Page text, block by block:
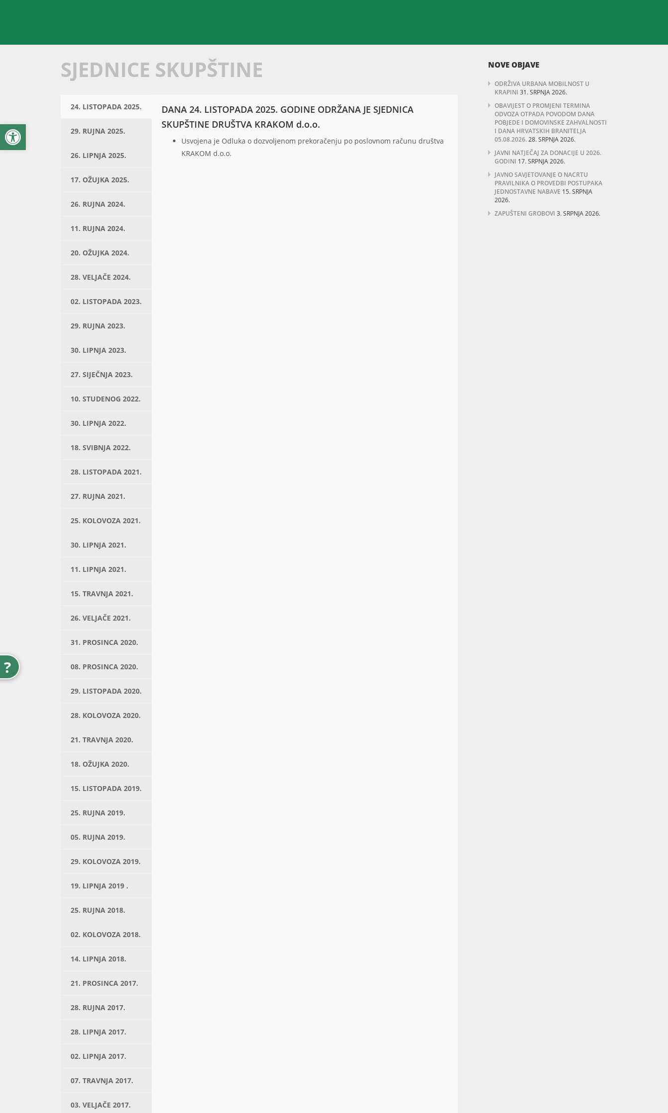
Open toolbar
?
SJEDNICE SKUPŠTINE
24. LISTOPADA 2025.
29. RUJNA 2025.
26. LIPNJA 2025.
17. OŽUJKA 2025.
26. RUJNA 2024.
11. RUJNA 2024.
20. OŽUJKA 2024.
28. VELJAČE 2024.
02. LISTOPADA 2023.
29. RUJNA 2023.
30. LIPNJA 2023.
27. SIJEČNJA 2023.
10. STUDENOG 2022.
30. LIPNJA 2022.
18. SVIBNJA 2022.
28. LISTOPADA 2021.
27. RUJNA 2021.
25. KOLOVOZA 2021.
30. LIPNJA 2021.
11. LIPNJA 2021.
15. TRAVNJA 2021.
26. VELJAČE 2021.
31. PROSINCA 2020.
08. PROSINCA 2020.
29. LISTOPADA 2020.
28. KOLOVOZA 2020.
21. TRAVNJA 2020.
18. OŽUJKA 2020.
15. LISTOPADA 2019.
25. RUJNA 2019.
05. RUJNA 2019.
29. KOLOVOZA 2019.
19. LIPNJA 2019 .
25. RUJNA 2018.
02. KOLOVOZA 2018.
14. LIPNJA 2018.
21. PROSINCA 2017.
28. RUJNA 2017.
28. LIPNJA 2017.
02. LIPNJA 2017.
07. TRAVNJA 2017.
03. VELJAČE 2017.
DANA 24. LISTOPADA 2025. GODINE ODRŽANA JE SJEDNICA
SKUPŠTINE DRUŠTVA KRAKOM d.o.o.
Usvojena je Odluka o dozvoljenom prekoračenju po poslovnom računu društva
KRAKOM d.o.o.
NOVE OBJAVE
ODRŽIVA URBANA MOBILNOST U
KRAPINI 31. SRPNJA 2026.
OBAVIJEST O PROMJENI TERMINA
ODVOZA OTPADA POVODOM DANA
POBJEDE I DOMOVINSKE ZAHVALNOSTI
I DANA HRVATSKIH BRANITELJA
05.08.2026.28. SRPNJA 2026.
JAVNI NATJEČAJ ZA DONACIJE U 2026.
GODINI 17. SRPNJA 2026.
JAVNO SAVJETOVANJE O NACRTU
PRAVILNIKA O PROVEDBI POSTUPAKA
JEDNOSTAVNE NABAVE 15. SRPNJA
2026.
ZAPUŠTENI GROBOVI 3. SRPNJA 2026.